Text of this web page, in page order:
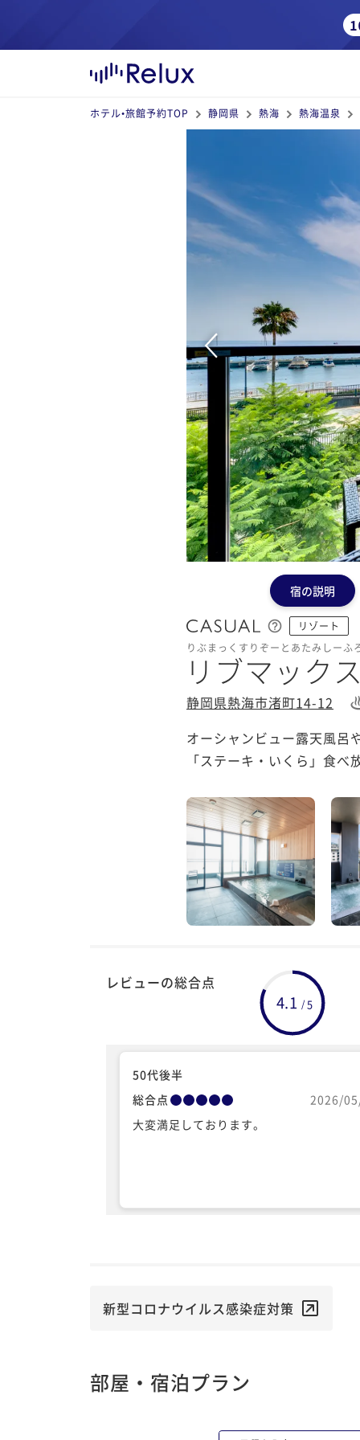
ホテル•旅館予約TOP 静岡県 熱海 熱海温泉
宿の説明
リゾート
りぶまっくすりぞーとあたみしーふ
リブマック
静岡県熱海市渚町14-12
オーシャンビュー露天風呂
「ステーキ・いくら」食べ
レビューの総合点
4.1 /5
50代後半
総合点
2026/
大変満足しております。
新型コロナウイルス感染症対策
部屋・宿泊プラン